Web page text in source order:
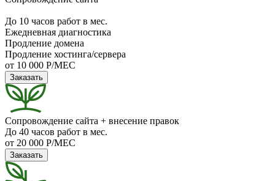
До 10 часов работ в мес.
Ежедневная диагностика
Продление домена
Продление хостинга/сервера
от 10 000 Р/МЕС
Заказать
Сопровождение сайта + внесение правок
До 40 часов работ в мес.
от 20 000 Р/МЕС
Заказать